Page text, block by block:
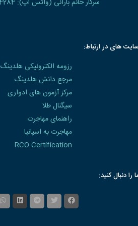
سرکار خانم بارانی (واتس آپ): 09330044284
های در ارتباط:
رزومه الکترونیکی هلدینگ
مرجع دانش هلدینگ
مرکز آزمون های ادواری
سیگنال طلا
راهنمای مهاجرت
مهاجرت به اسپانیا
RCO Certification
را دنبال کنید: